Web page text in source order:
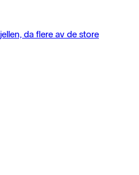
da flere av de store